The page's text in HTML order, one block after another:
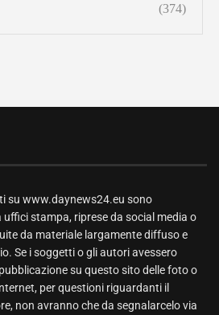
(374)
su www.daynews24.eu sono
stampa, riprese da social media o
da materiale largamente diffuso e
Se i soggetti o gli autori avessero
su questo sito delle foto o
per questioni riguardanti il
non avranno che da segnalarcelo via